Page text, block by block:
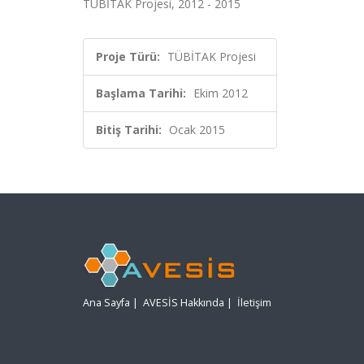
TÜBİTAK Projesi, 2012 - 2015
Proje Türü: TÜBİTAK Projesi
Başlama Tarihi: Ekim 2012
Bitiş Tarihi: Ocak 2015
Ana Sayfa | AVESİS Hakkında | İletişim